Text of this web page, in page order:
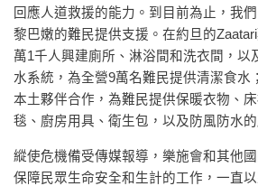
回應人道救援的能力。到目前為止，我
黎巴嫩的難民提供支援。在約旦的
萬1千人興建廁所、淋浴間和洗衣間，以
水系統，為全營9萬名難民提供清潔食水
本土夥伴合作，為難民提供保暖衣物、
毯、廚房用具、衛生包，以及防風防水的
縱使危機備受傳媒報導，樂施會和其他
保障民眾生命安全和生計的工作，一直